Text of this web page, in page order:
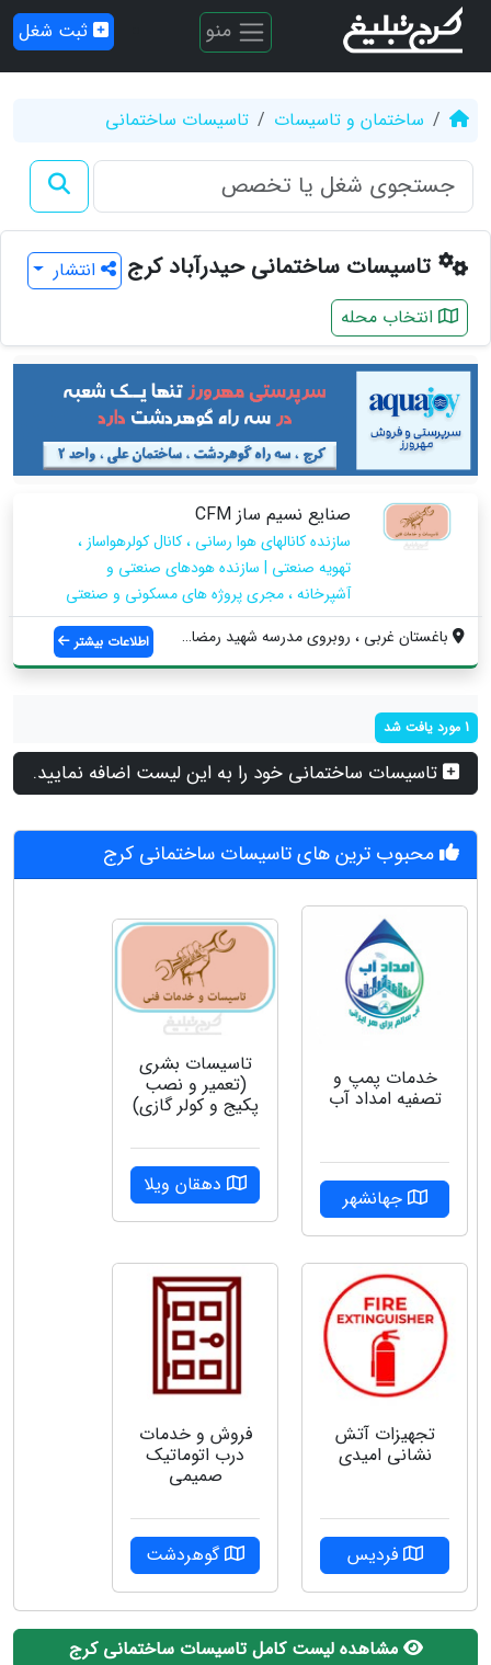
منو ثبت شغل
ساختمان و تاسیسات تاسیسات ساختمانی
تاسیسات ساختمانی حیدرآباد کرج
انتشار
انتخاب محله
صنایع نسیم ساز CFM
سازنده کانالهای هوا رسانی ، کانال کولرهواساز ،
تهویه صنعتی | سازنده هودهای صنعتی و
آشپرخانه ، مجری پروژه های مسکونی و صنعتی
باغستان غربی ، روبروی مدرسه شهید رمضان پ...
اطلاعات بیشتر
1 مورد یافت شد
تاسیسات ساختمانی خود را به این لیست اضافه نمایید.
محبوب ترین های تاسیسات ساختمانی کرج
خدمات پمپ و
تصفیه امداد آب
جهانشهر
تاسیسات بشری
(تعمیر و نصب
پکیج و کولر گازی)
دهقان ویلا
تجهیزات آتش
نشانی امیدی
فردیس
فروش و خدمات
درب اتوماتیک
صمیمی
گوهردشت
مشاهده لیست کامل تاسیسات ساختمانی کرج